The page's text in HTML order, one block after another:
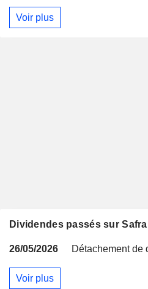
Voir plus
Dividendes passés sur
26/05/2026 Détachement de
Voir plus